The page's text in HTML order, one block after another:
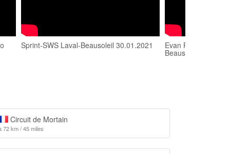
Sprint-SWS Laval-Beausoleil 30.01.2021 Evan PICHARD-
Beausoleil
Circuit de Mortain
72 km / 45 miles